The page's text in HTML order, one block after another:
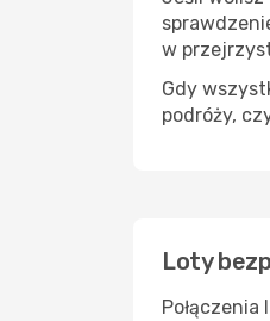
w
Gdy
podróży,
Loty